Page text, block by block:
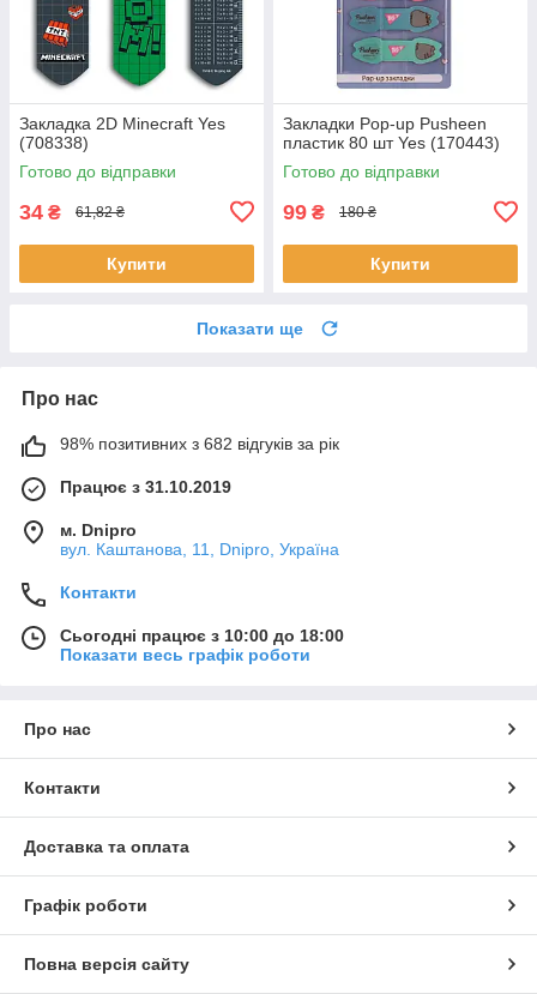
Закладка 2D Minecraft Yes
(708338)
Готово до відправки
34 ₴ 61,82 ₴
Купити
Закладки Pop-up Pusheen
пластик 80 шт Yes (170443)
Готово до відправки
99 ₴ 180 ₴
Купити
Показати ще
Про нас
98% позитивних з 682 відгуків за рік
Працює з 31.10.2019
м. Dnipro
вул. Каштанова, 11, Dnipro, Україна
Контакти
Сьогодні працює з 10:00 до 18:00
Показати весь графік роботи
Про нас
Контакти
Доставка та оплата
Графік роботи
Повна версія сайту